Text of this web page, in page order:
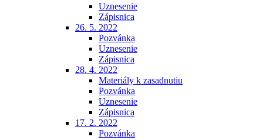
Uznesenie
Zápisnica
26. 5. 2022
Pozvánka
Uznesenie
Zápisnica
28. 4. 2022
Materiály k zasadnutiu
Pozvánka
Uznesenie
Zápisnica
17. 2. 2022
Pozvánka